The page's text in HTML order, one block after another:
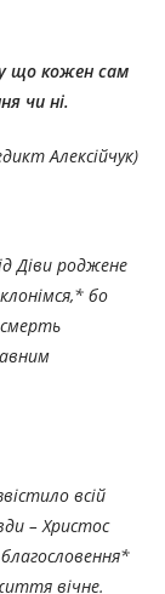
що кожен сам
чи ні.
Алексійчук)
Діви роджене
бо
всій
– Христос
вічне.